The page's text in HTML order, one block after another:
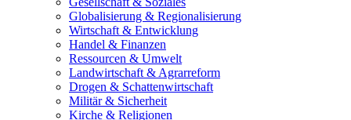
Globalisierung & Regionalisierung
Wirtschaft & Entwicklung
Handel & Finanzen
Ressourcen & Umwelt
Landwirtschaft & Agrarreform
Drogen & Schattenwirtschaft
Militär & Sicherheit
Kirche & Religionen